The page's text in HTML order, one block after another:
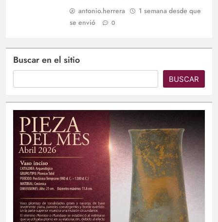
antonio.herrera
1 semana desde que
se envió
0
Buscar en el sitio
BUSCAR